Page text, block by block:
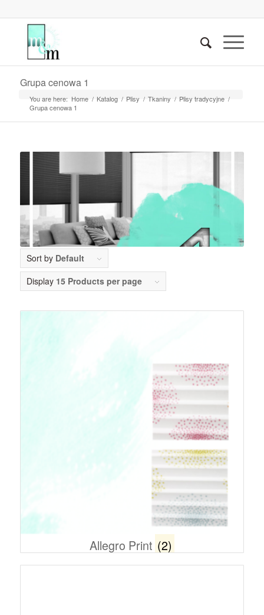
Grupa cenowa 1
You are here: Home / Katalog / Plisy / Tkaniny / Plisy tradycyjne /
Grupa cenowa 1
Sort by Default
Display 15 Products per page
Allegro Print (2)